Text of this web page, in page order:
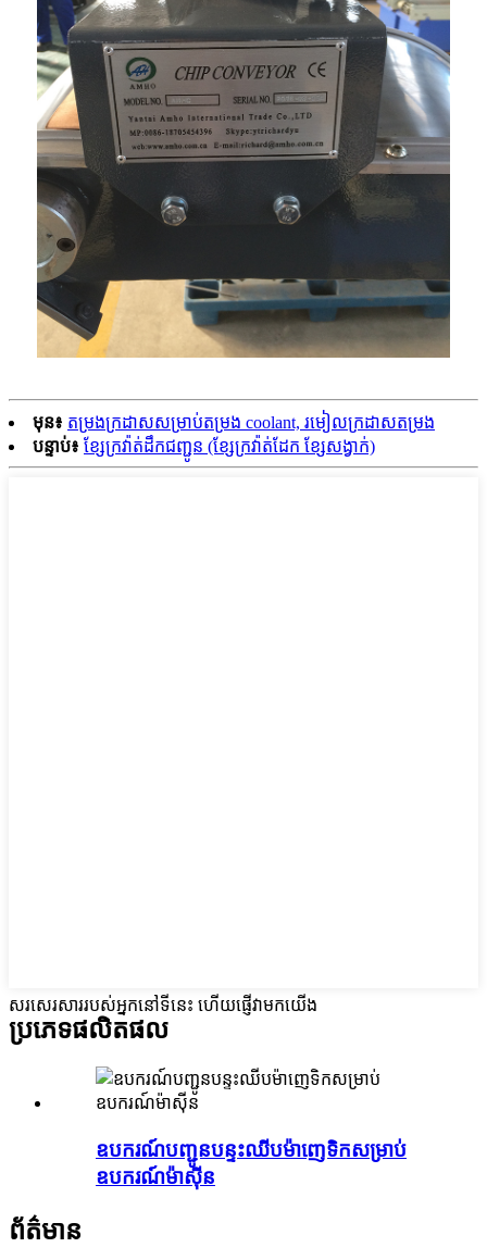
មុន៖ តម្រងក្រដាសសម្រាប់តម្រង coolant, រមៀលក្រដាសតម្រង
បន្ទាប់៖ ខ្សែក្រវ៉ាត់ដឹកជញ្ជូន (ខ្សែក្រវ៉ាត់ដែក ខ្សែសង្វាក់)
សរសេរសាររបស់អ្នកនៅទីនេះ ហើយផ្ញើវាមកយើង
ប្រភេទផលិតផល
ឧបករណ៍បញ្ជូនបន្ទះឈីបម៉ាញេទិកសម្រាប់
ឧបករណ៍ម៉ាស៊ីន
ព័ត៌មាន